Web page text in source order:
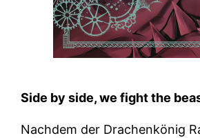
Side by side, we fight the
Nachdem der Drachenkönig